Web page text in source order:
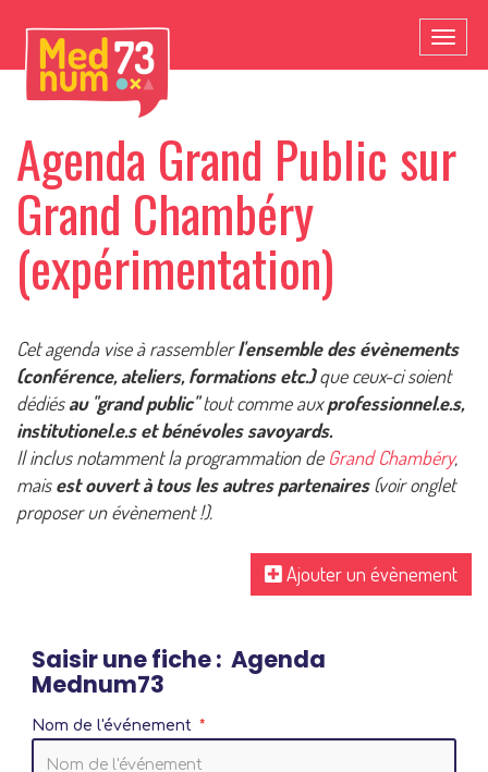
Agenda Grand Public sur
Grand Chambéry
(expérimentation)
Cet agenda vise à rassemblerl'ensemble des évènements
(conférence, ateliers, formations etc.)que ceux-ci soient
dédiésau "grand public"tout comme auxprofessionnel.e.s,
institutionel.e.s et bénévoles savoyards.
Il inclus notamment la programmation de Grand Chambéry,
maisest ouvert à tous les autres partenaires(voir onglet
proposer un évènement !).
Ajouter un évènement